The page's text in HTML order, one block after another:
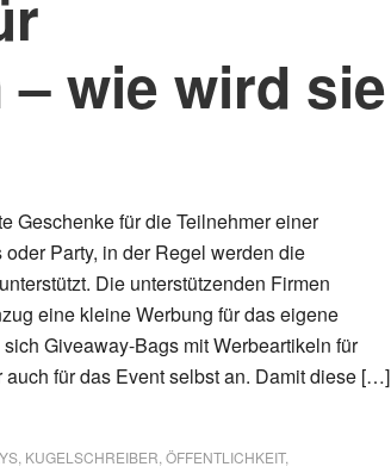
wie wird sie
Geschenke für die Teilnehmer einer
Party, in der Regel werden die
Die unterstützenden Firmen
eine kleine Werbung für das eigene
Giveaway-Bags mit Werbeartikeln für
für das Event selbst an. Damit diese […]
KUGELSCHREIBER ÖFFENTLICHKEIT,